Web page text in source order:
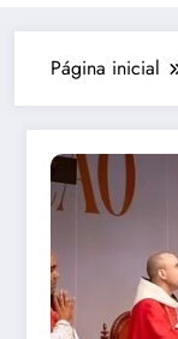
Página inicial